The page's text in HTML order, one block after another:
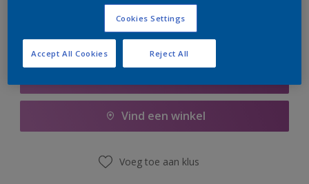
Vind een winkel
Voeg toe aan klus
Cookies Settings
Reject All
Accept All Cookies